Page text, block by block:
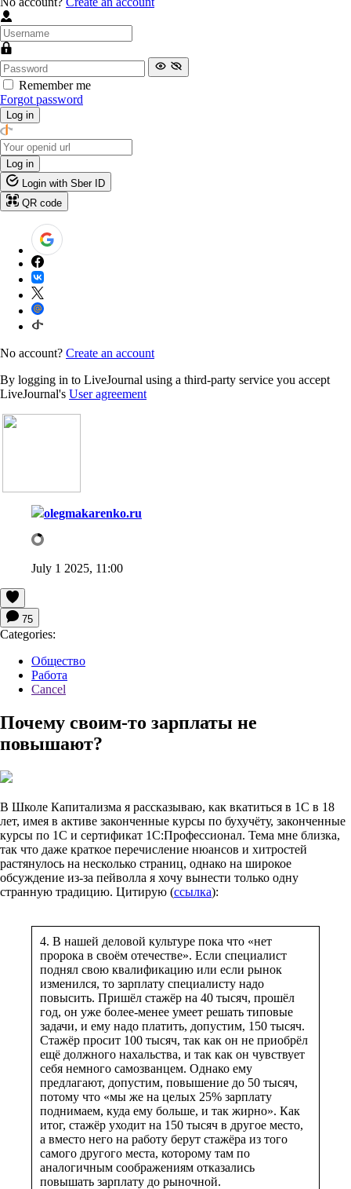
Remember me
Forgot password
Log in
Log in
Login with Sber ID
QR code
No account? Create an account
By logging in to LiveJournal using a third-party service you accept
LiveJournal's User agreement
olegmakarenko.ru
July 1 2025, 11:00
75
Categories:
Общество
Работа
Cancel
Почему своим-то зарплаты не
повышают?
В Школе Капитализма я рассказываю, как вкатиться в 1С в 18
лет, имея в активе законченные курсы по бухучёту, законченные
курсы по 1С и сертификат 1С:Профессионал. Тема мне близка,
так что даже краткое перечисление нюансов и хитростей
растянулось на несколько страниц, однако на широкое
обсуждение из-за пейволла я хочу вынести только одну
странную традицию. Цитирую (ссылка):
4. В нашей деловой культуре пока что «нет
пророка в своём отечестве». Если специалист
поднял свою квалификацию или если рынок
изменился, то зарплату специалисту надо
повысить. Пришёл стажёр на 40 тысяч, прошёл
год, он уже более-менее умеет решать типовые
задачи, и ему надо платить, допустим, 150 тысяч.
Стажёр просит 100 тысяч, так как он не приобрёл
ещё должного нахальства, и так как он чувствует
себя немного самозванцем. Однако ему
предлагают, допустим, повышение до 50 тысяч,
потому что «мы же на целых 25% зарплату
поднимаем, куда ему больше, и так жирно». Как
итог, стажёр уходит на 150 тысяч в другое место,
а вместо него на работу берут стажёра из того
самого другого места, которому там по
аналогичным соображениям отказались
повышать зарплату до рыночной.